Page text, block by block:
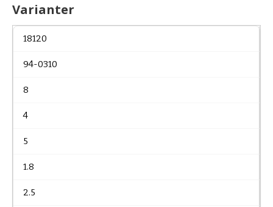
Varianter
18120
94-0310
8
4
5
1.8
2.5